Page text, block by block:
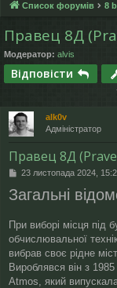
и
дк
и
й
д
ос
ту
п
ру
м
и
Список форумів 8
Правец 8Д
Модератор: alvis
Відповісти
alk0v
Адміністратор
Правец 8Д
П
в
о
м
л
е
н
23 листопада 2024,
Загальні
При виборі місця під
обчислювальної
вибрав своє рідне
Вироблявся він з
Atmos, який